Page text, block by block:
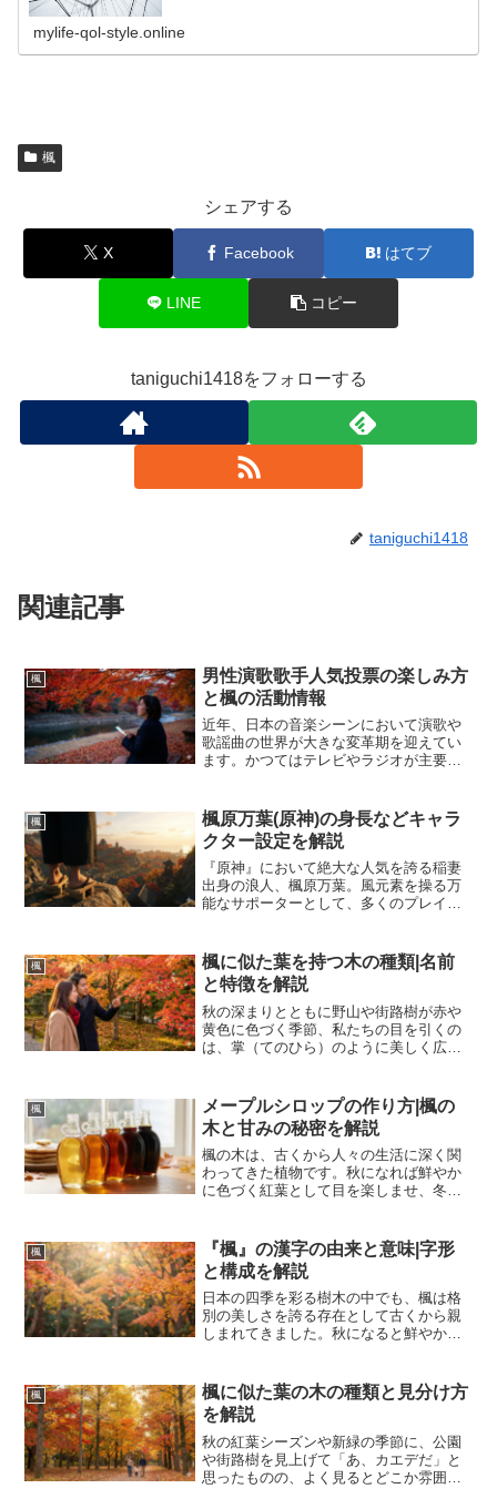
mylife-qol-style.online
楓
シェアする
X Facebook はてブ
LINE コピー
taniguchi1418をフォローする
taniguchi1418
関連記事
楓
男性演歌歌手人気投票の楽しみ方
と楓の活動情報
近年、日本の音楽シーンにおいて演歌や
歌謡曲の世界が大きな変革期を迎えてい
ます。かつてはテレビやラジオが主要な
劇的に変化しました。その中で特に注目
を集めているのが、ファン...
楓
楓原万葉(原神)の身長などキャラ
クター設定を解説
『原神』において絶大な人気を誇る稲妻
出身の浪人、楓原万葉。風元素を操る万
能なサポーターとして、多くのプレイヤ
洗練されたビジュアルや穏やかな性格、
そして深みのあるバックス...
楓
楓に似た葉を持つ木の種類|名前
と特徴を解説
秋の深まりとともに野山や街路樹が赤や
黄色に色づく季節、私たちの目を引くの
は、掌（てのひら）のように美しく広が
日本の四季を象徴する存在として古くか
ら親しまれてきました。し...
楓
メープルシロップの作り方|楓の
木と甘みの秘密を解説
楓の木は、古くから人々の生活に深く関
わってきた植物です。秋になれば鮮やか
に色づく紅葉として目を楽しませ、冬か
の樹液を丁寧に煮詰めることで作られる
のが、黄金色に輝くメープ...
楓
『楓』の漢字の由来と意味|字形
と構成を解説
日本の四季を彩る樹木の中でも、楓は格
別の美しさを誇る存在として古くから親
しまれてきました。秋になると鮮やかに
い要素となっています。しかし、漢字と
しての楓に目を向けると、そ...
楓
楓に似た葉の木の種類と見分け方
を解説
秋の紅葉シーズンや新緑の季節に、公園
や街路樹を見上げて「あ、カエデだ」と
思ったものの、よく見るとどこか雰囲気